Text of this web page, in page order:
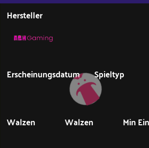
Hersteller
Erscheinungsdatum Spieltyp
Walzen Walzen Min